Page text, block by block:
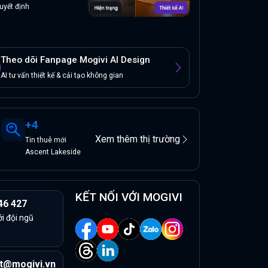
định
Theo dõi Fanpage Mogivi AI Design
AI tư vấn thiết kế & cải tạo không gian
+4
Tinthuêmới
Ascent Lakeside
Xem thêm thị trường
427
đội ngũ
KẾT NỐI VỚI MOGIVI